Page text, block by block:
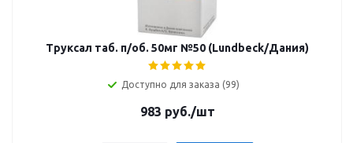
Труксал таб. п/об. 50мг №50 (Lundbeck/Дания)
Доступно для заказа (99)
983 руб./шт